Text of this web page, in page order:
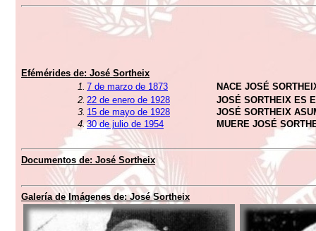
Efémérides de: José Sortheix
1. 7 de marzo de 1873
NACE JOSÉ
2. 22 de enero de 1928
JOSÉ SORTHEIX ES
3. 15 de mayo de 1928
JOSÉ SORTHEIX
4.30 de julio de 1954 MUERE JOSÉ
Documentos de: José Sortheix
Galería de Imágenes de:José Sortheix